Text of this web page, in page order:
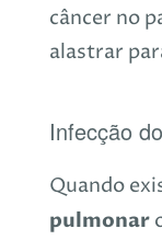
câncer no
alastrar
Infecção
Quando
pulmonar